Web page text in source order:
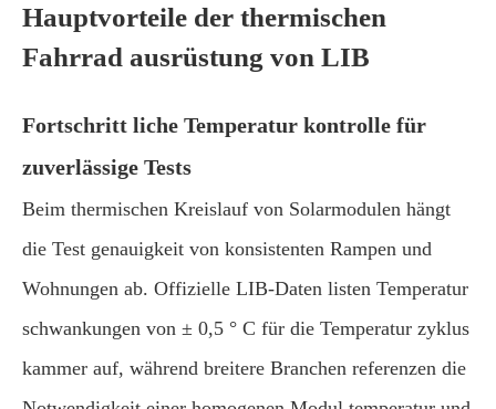
Hauptvorteile der thermischen
Fahrrad ausrüstung von LIB
Fortschritt liche Temperatur kontrolle für
zuverlässige Tests
Beim thermischen Kreislauf von Solarmodulen hängt
die Test genauigkeit von konsistenten Rampen und
Wohnungen ab. Offizielle LIB-Daten listen Temperatur
schwankungen von ± 0,5 ° C für die Temperatur zyklus
kammer auf, während breitere Branchen referenzen die